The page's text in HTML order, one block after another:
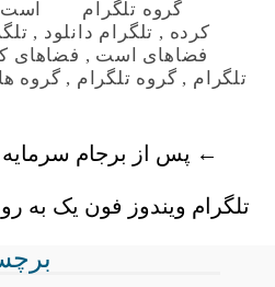
گروه تلگرام
است
کرده, تلگرام دانلود,
فضاهای است, فضاهای
تلگرام , گروه تلگرام, گروه
←پس از برجام سرمایه
تلگرام ویندوز فون یک به